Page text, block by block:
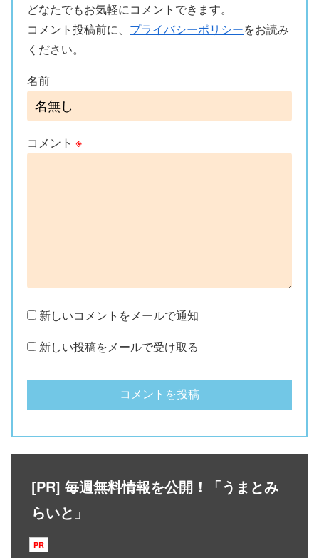
どなたでもお気軽にコメントできます。
コメント投稿前に、 プライバシーポリシーをお読み
ください。
名前
コメント ※
新しいコメントをメールで通知
新しい投稿をメールで受け取る
[PR] 毎週無料情報を公開！「うまとみ
らいと」